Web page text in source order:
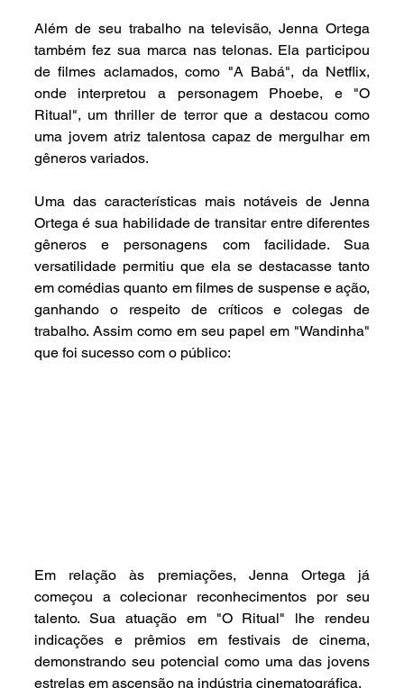
Além de seu trabalho na televisão, Jenna Ortega
também fez sua marca nas telonas. Ela participou
de filmes aclamados, como "A Babá", da Netflix,
onde interpretou a personagem Phoebe, e "O
Ritual", um thriller de terror que a destacou como
uma jovem atriz talentosa capaz de mergulhar em
gêneros variados.
Uma das características mais notáveis de Jenna
Ortega é sua habilidade de transitar entre diferentes
gêneros e personagens com facilidade. Sua
versatilidade permitiu que ela se destacasse tanto
em comédias quanto em filmes de suspense e ação,
ganhando o respeito de críticos e colegas de
trabalho. Assim como em seu papel em "Wandinha"
que foi sucesso com o público:
Em relação às premiações, Jenna Ortega já
começou a colecionar reconhecimentos por seu
talento. Sua atuação em "O Ritual" lhe rendeu
indicações e prêmios em festivais de cinema,
demonstrando seu potencial como uma das jovens
estrelas em ascensão na indústria cinematográfica.